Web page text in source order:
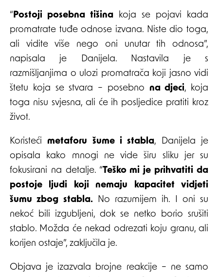
“Postoji posebna tišina koja se pojavi kada
promatrate tuđe odnose izvana. Niste dio toga,
ali vidite više nego oni unutar tih odnosa”,
napisala je Danijela. Nastavila je s
razmišljanjima o ulozi promatrača koji jasno vidi
štetu koja se stvara – posebno na djeci, koja
toga nisu svjesna, ali će ih posljedice pratiti kroz
život.
Koristeći metaforu šume i stabla, Danijela je
opisala kako mnogi ne vide širu sliku jer su
fokusirani na detalje. “ Teško mi je prihvatiti da
postoje ljudi koji nemaju kapacitet vidjeti
šumu zbog stabla. No razumijem ih. I oni su
nekoć bili izgubljeni, dok se netko borio srušiti
stablo. Možda će nekad odrezati koju granu, ali
korijen ostaje”, zaključila je.
Objava je izazvala brojne reakcije – ne samo